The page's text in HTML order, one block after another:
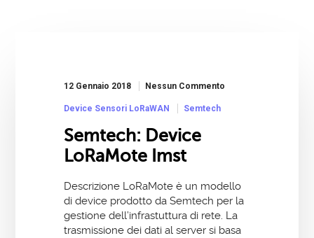
12 Gennaio 2018 Nessun Commento
Device Sensori LoRaWAN Semtech
Semtech: Device
LoRaMote Imst
Descrizione LoRaMote è un modello
di device prodotto da Semtech per la
gestione dell’infrastuttura di rete. La
trasmissione dei dati al server si basa